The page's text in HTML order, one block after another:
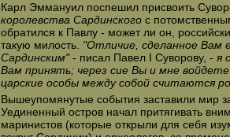
Карл Эммануил поспешил присвоить
королевства Сардинскогос
обратился к Павлу - может ли он,
такую милость. "Отличие, сделанное Вам
Сардинским"- писал Павел I Суворову, - я
Вам принять; через сие Вы и мне
царские особы между собой считаются
Вышеупомянутые события заставили мир
Уединенный остров начал притягивать
маринистов (которые открыли для себя